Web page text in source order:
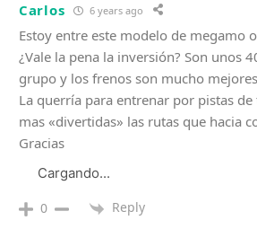
Carlos 6 years ago
Estoy entre este modelo de megamo
¿Vale la pena la inversión? Son unos
grupo y los frenos son mucho
La querría para entrenar por pistas
mas «divertidas» las rutas que hacia
Gracias
Cargando...
0 Reply